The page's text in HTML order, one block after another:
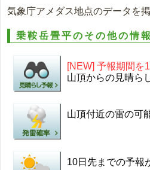
気象庁アメダス地点のデータを
乗鞍岳畳平のその他の情
[NEW] 予報期間を
山頂からの見晴ら
山頂付近の雷の可
10日先までの予報